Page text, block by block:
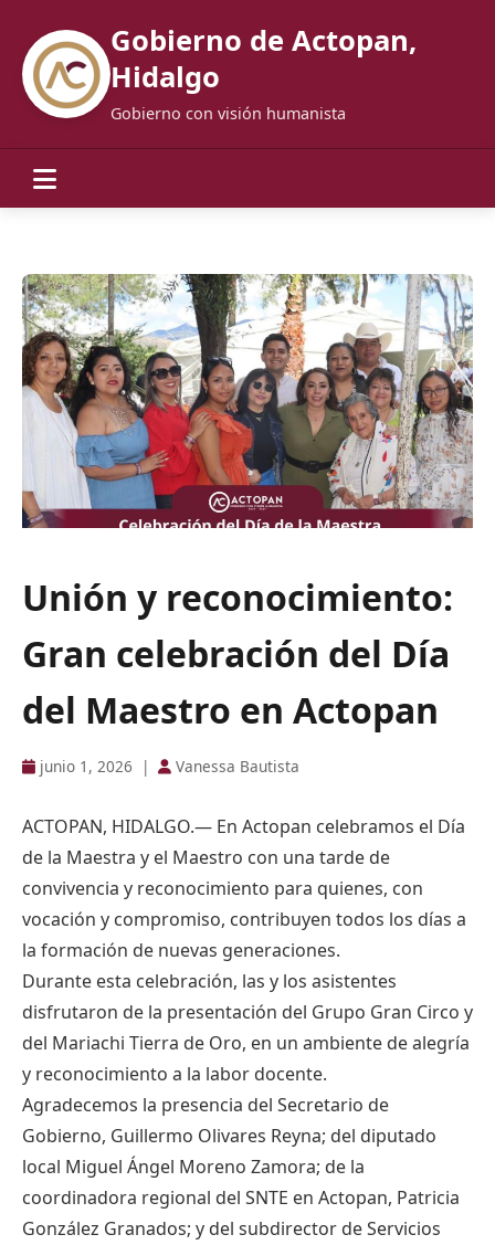
Gobierno de Actopan,
Hidalgo
Gobierno con visión humanista
Unión y reconocimiento:
Gran celebración del Día
del Maestro en Actopan
junio 1, 2026 | Vanessa Bautista
ACTOPAN, HIDALGO.— En Actopan celebramos el Día
de la Maestra y el Maestro con una tarde de
convivencia y reconocimiento para quienes, con
vocación y compromiso, contribuyen todos los días a
la formación de nuevas generaciones.
Durante esta celebración, las y los asistentes
disfrutaron de la presentación del Grupo Gran Circo y
del Mariachi Tierra de Oro, en un ambiente de alegría
y reconocimiento a la labor docente.
Agradecemos la presencia del Secretario de
Gobierno, Guillermo Olivares Reyna; del diputado
local Miguel Ángel Moreno Zamora; de la
coordinadora regional del SNTE en Actopan, Patricia
González Granados; y del subdirector de Servicios